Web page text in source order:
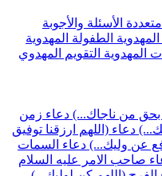
الأسئلة والأجوبة
الطفولة المهدوية
المهدوية التقويم المهدوي
بحق من ناجاك...) دعاء زمن
دعاء (اللهم ارزقنا توفيق
عن وليك...) دعاء السمات
صاحب الامر عليه السلام